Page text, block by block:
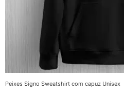
Peixes Signo Sweatshirt com capuz Unisex